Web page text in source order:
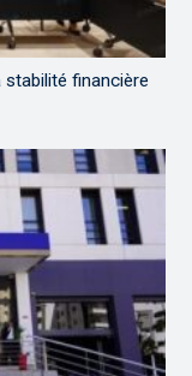
financière